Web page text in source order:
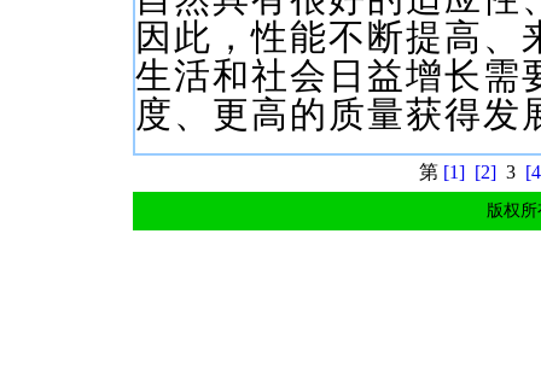
因此，性能不断提高
生活和社会日益增长需
度、更高的质量获得发
第 [1] [2] 3
版权